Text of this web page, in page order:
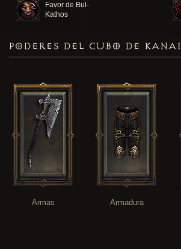
Favor de Bul-
Kathos
PODERES DEL CUBO DE KANAI
Armas Armadura